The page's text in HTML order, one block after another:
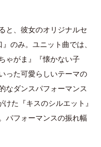
と、彼女のオリジナルセ
のみ。ユニット曲では、
ゃがま』『懐かない子
った可愛らしいテーマの
なダンスパフォーマンス
た『キスのシルエット』
パフォーマンスの振れ幅